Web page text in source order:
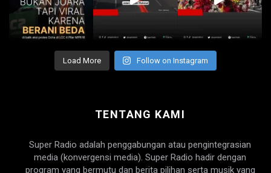
Load More Follow on Instagram
TENTANG KAMI
Super Radio adalah penggabungan atau pengintegrasian
media (konvergensi media). Super Radio hadir dengan
program yang bermutu dan berita pilihan serta musik yang